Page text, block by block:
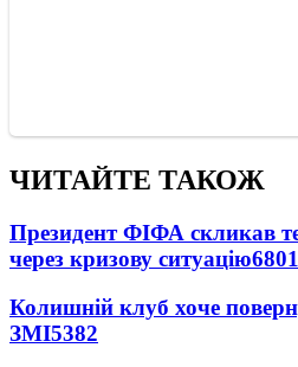
ЧИТАЙТЕ ТАКОЖ
Президент ФІФА скликав
через кризову ситуацію6801
Колишній клуб хоче
ЗМІ5382